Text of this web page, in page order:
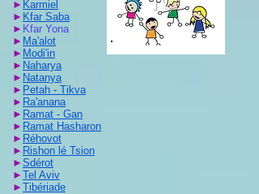
► Karmiel
► Kfar Saba
► Kfar Yona
► Ma'alot
► Modi'in
► Naharya
► Natanya
► Petah - Tikva
► Ra'anana
► Ramat - Gan
► Ramat Hasharon
► Réhovot
► Rishon lé Tsion
► Sdérot
► Tel Aviv
► Tibériade